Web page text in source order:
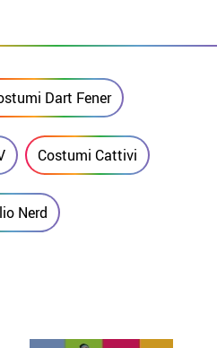
Dart Fener
Costumi Cattivi
Nerd